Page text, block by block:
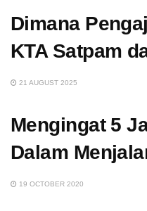
Dimana
KTA Satpam
21 AUGUST 2025
Mengingat 5
Dalam
19 OCTOBER 2020